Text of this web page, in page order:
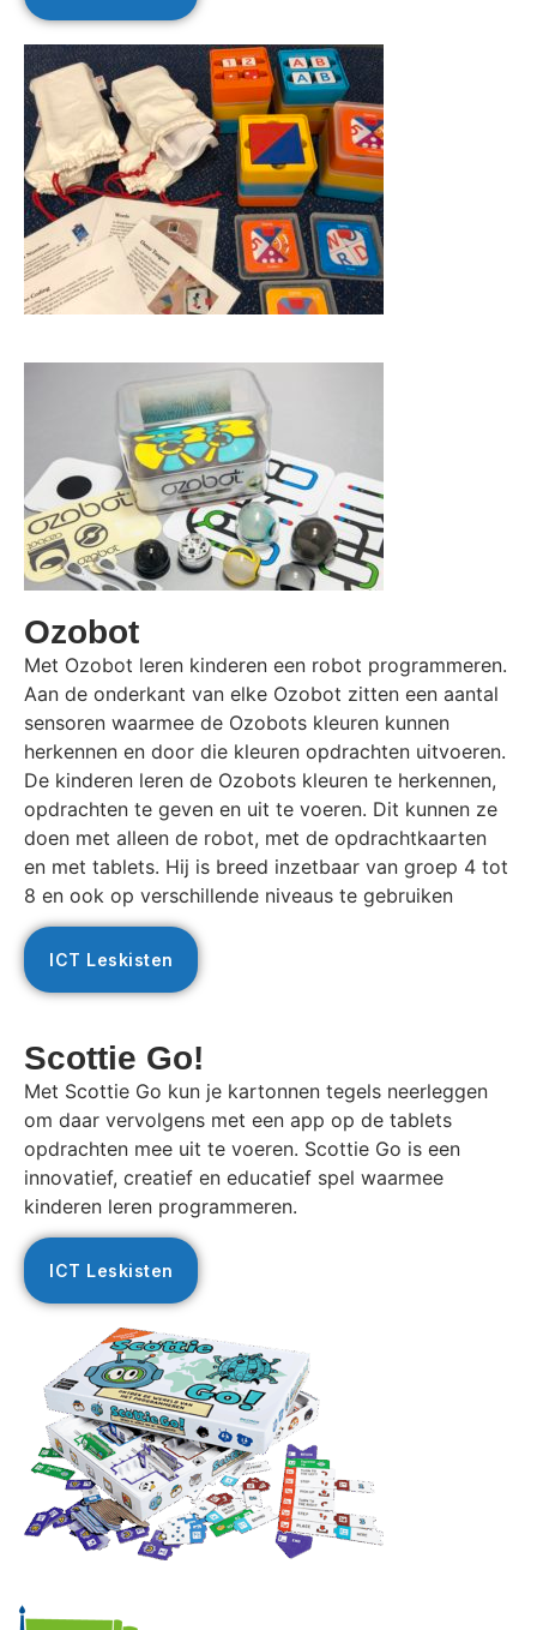
Ozobot
Met Ozobot leren kinderen een robot programmeren.
Aan de onderkant van elke Ozobot zitten een aantal
sensoren waarmee de Ozobots kleuren kunnen
herkennen en door die kleuren opdrachten uitvoeren.
De kinderen leren de Ozobots kleuren te herkennen,
opdrachten te geven en uit te voeren. Dit kunnen ze
doen met alleen de robot, met de opdrachtkaarten
en met tablets. Hij is breed inzetbaar van groep 4 tot
8 en ook op verschillende niveaus te gebruiken
ICT Leskisten
Scottie Go!
Met Scottie Go kun je kartonnen tegels neerleggen
om daar vervolgens met een app op de tablets
opdrachten mee uit te voeren. Scottie Go is een
innovatief, creatief en educatief spel waarmee
kinderen leren programmeren.
ICT Leskisten